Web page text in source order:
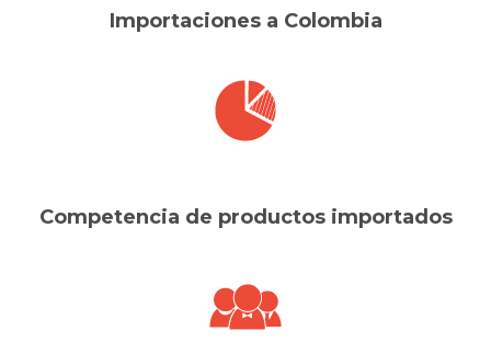
Importaciones a Colombia
Competencia de productos importados